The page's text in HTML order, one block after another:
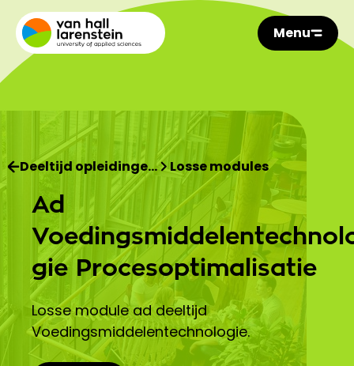
Menu
Deeltijd opleidinge… Losse modules
Ad
gie Procesoptimalisatie
Losse module ad deeltijd
Voedingsmiddelentechnologie.